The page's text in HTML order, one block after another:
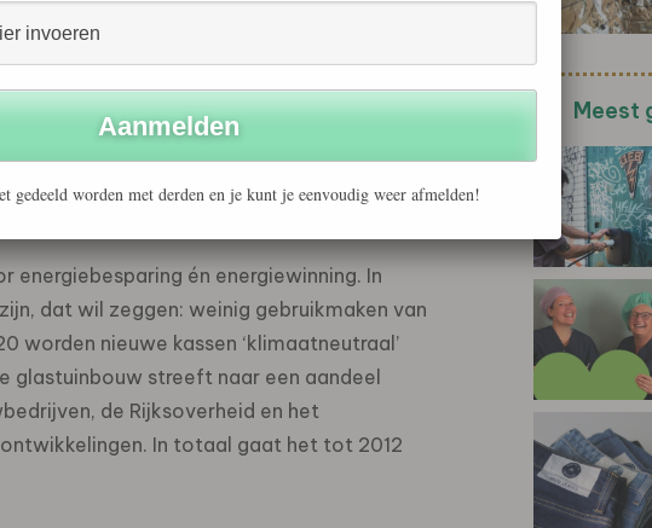
kilometers met zo’n 14 miljoen
gaat deelnemen aan de nieuwe opzet
om tot 2020 een energie-efficiency van 2
worden beter benut door bij het
te kiezen. Hierdoor kan een deel
tussen de 75 en 125 PJ opleveren.
én energiewinning. In
dat wil zeggen: weinig gebruikmaken van
worden nieuwe kassen ‘klimaatneutraal’
glastuinbouw streeft naar een aandeel
de Rijksoverheid en het
In totaal gaat het tot 2012
Meest
gedeeld worden met derden en je kunt je eenvoudig weer afmelden!